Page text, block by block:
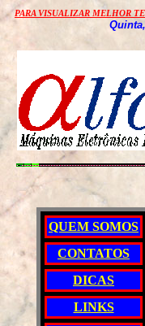
PARA VISUALIZAR MELHOR
QUEM SOMOS
CONTATOS
DICAS
LINKS